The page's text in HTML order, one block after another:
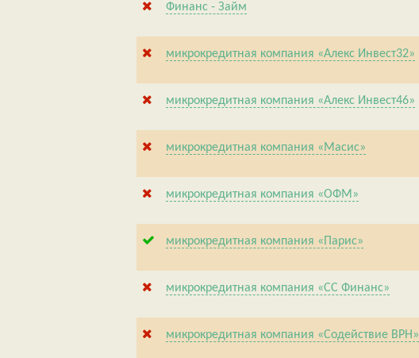
Финанс - Займ
микрокредитная компания «Алекс Инвест32»
микрокредитная компания «Алекс Инвест46»
микрокредитная компания «Масис»
микрокредитная компания «ОФМ»
микрокредитная компания «Парис»
микрокредитная компания «СС Финанс»
микрокредитная компания «Содействие ВРН»